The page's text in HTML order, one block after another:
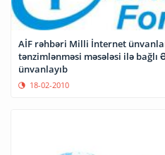
AİF rəhbəri Milli İnternet
tənzimlənməsi məsələsi ilə bağlı Əli
ünvanlayıb
18-02-2010